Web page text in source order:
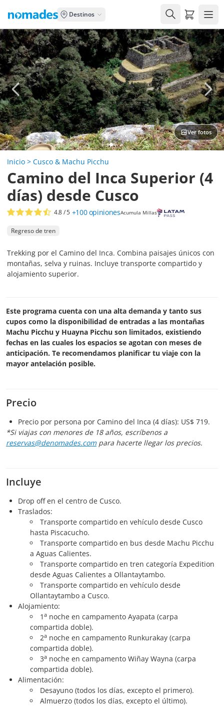
Destinos Carrito
Ver fotos
Inicio > Cusco & Machu Picchu
Camino del Inca Superior (4
días) desde Cusco
4.8/ 5 +100 opinionesAcumula Millas
Regreso de tren
Trekking por el Camino del Inca. Combina paisajes únicos con
montañas, selva y ruinas. Incluye transporte compartido y
alojamiento superior.
Este programa cuenta con una alta demanda y tanto sus
cupos como la disponibilidad de entradas a las montañas
Machu Picchu y Huayna Picchu son limitados, existiendo
fechas en las cuales los espacios se agotan con meses de
anticipación. Te recomendamos planificar tu viaje con la
mayor antelación posible.
Precio
Precio por persona por Camino del Inca (4 días): US$ 719.
*Si viajas con menores de 18 años, escríbenos a
reservas@denomades.compara hacerte llegar los precios.
Incluye
Drop off en el centro de Cusco.
Traslados:
Transporte compartido en vehículo desde Cusco
hasta Piscacucho.
Transporte compartido en bus desde Machu Picchu
a Aguas Calientes.
Transporte compartido en tren categoría Expedition
desde Aguas Calientes a Ollantaytambo.
Transporte compartido en vehículo desde
Ollantaytambo a Cusco.
Alojamiento:
1 a noche en campamento Ayapata (carpa
compartida doble).
2a noche en campamento Runkurakay (carpa
compartida doble).
3a noche en campamento Wiñay Wayna (carpa
compartida doble).
Alimentación:
Desayuno (todos los días, excepto el primero).
Almuerzo (todos los días, excepto el último).